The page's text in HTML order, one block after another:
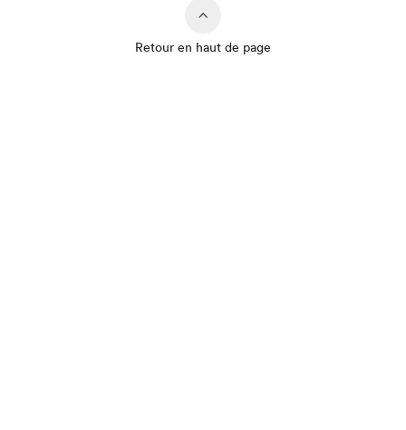
Retour en haut de page